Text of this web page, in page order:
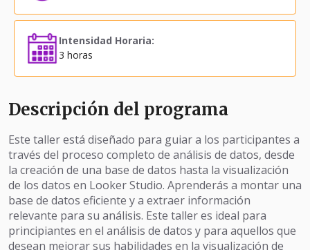
Intensidad Horaria:
3 horas
Descripción del programa
Este taller está diseñado para guiar a los participantes a
través del proceso completo de análisis de datos, desde
la creación de una base de datos hasta la visualización
de los datos en Looker Studio. Aprenderás a montar una
base de datos eficiente y a extraer información
relevante para su análisis. Este taller es ideal para
principiantes en el análisis de datos y para aquellos que
desean mejorar sus habilidades en la visualización de